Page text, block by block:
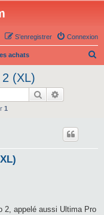
Connexion
S’enregistrer
achats
(XL)
Rechercher
1
2, appelé aussi Ultima Pro